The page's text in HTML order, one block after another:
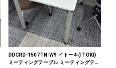
DDCRD-1507TN-W9 イトーキ(ITOKI)
ミーティングテーブル ミーティングテー